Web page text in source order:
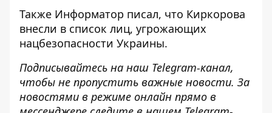
Также Информатор писал, что Киркорова
внесли в список лиц, угрожающих
нацбезопасности Украины.
Подписывайтесь на наш Telegram-канал,
чтобы не пропустить важные новости. За
новостями в режиме онлайн прямо в